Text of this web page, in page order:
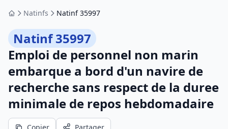
AccueilNatinfs Natinf 35997
Natinf 35997
Emploi de personnel non marin
embarque a bord d'un navire de
recherche sans respect de la duree
minimale de repos hebdomadaire